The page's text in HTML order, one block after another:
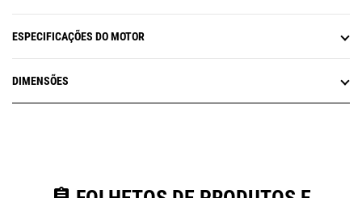
ESPECIFICAÇÕES DO MOTOR
DIMENSÕES